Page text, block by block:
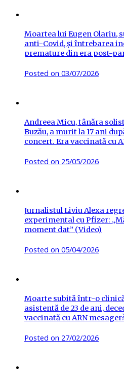
Moartea lui Eugen Olariu,
anti-Covid, și întrebarea
premature din era post-
Posted on 03/07/2026
Andreea Micu, tânăra
Buzău, a murit la 17 ani
concert. Era vaccinată cu
Posted on 25/05/2026
Jurnalistul Liviu Alexa
experimental cu Pfizer:
moment dat” (Video)
Posted on 05/04/2026
Moarte subită într-o
asistentă de 23 de ani,
vaccinată cu ARN
Posted on 27/02/2026